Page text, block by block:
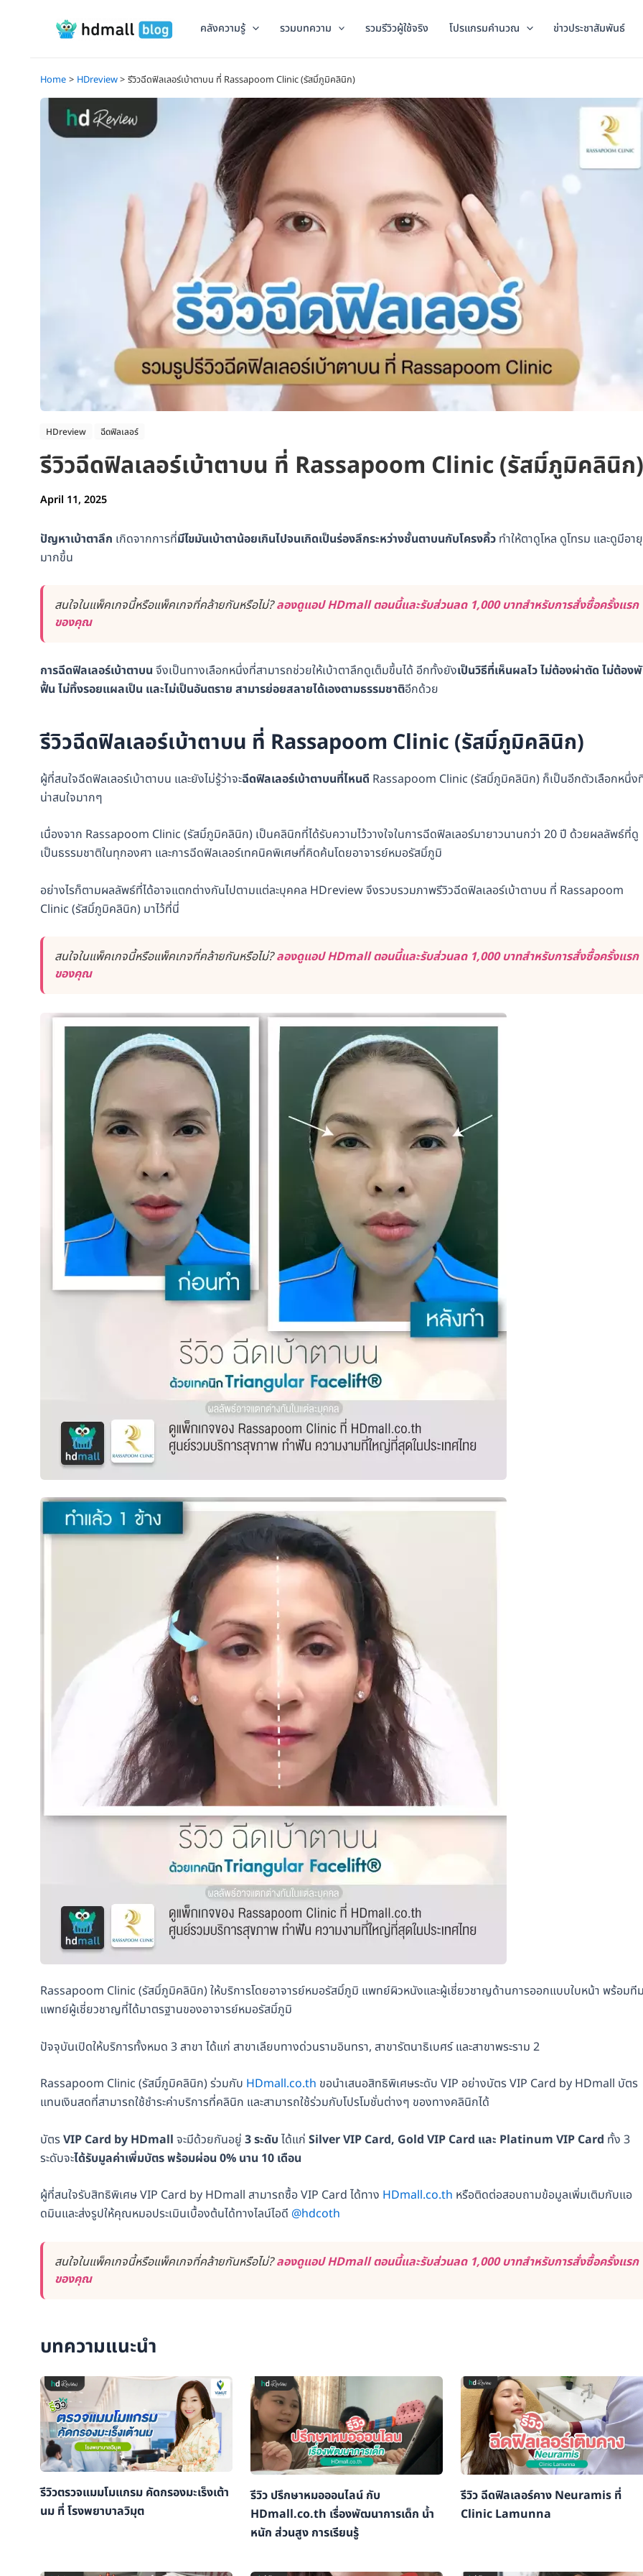
คลังความรู้ รวมบทความ รวมรีวิวผู้ใช้จริง โปรแกรมคำนวณ ข่าวประชาสัมพันธ์
Home HDreview รีวิวฉีดฟิลเลอร์เบ้าตาบน ที่ Rassapoom Clinic (รัสมิ์ภูมิคลินิก)
HDreview ฉีดฟิลเลอร์
รีวิวฉีดฟิลเลอร์เบ้าตาบน ที่ Rassapoom Clinic (รัสมิ์ภูมิคลินิก)
April 11, 2025
ปัญหาเบ้าตาลึก เกิดจากการที่มีไขมันเบ้าตาน้อยเกินไปจนเกิดเป็นร่องลึกระหว่างชั้นตาบนกับโครงคิ้ว ทำให้ตาดูโหล ดูโทรม และดูมีอายุ
มากขึ้น
สนใจในแพ็คเกจนี้หรือแพ็คเกจที่คล้ายกันหรือไม่?ลองดูแอป HDmall ตอนนี้และรับส่วนลด 1,000 บาทสำหรับการสั่งซื้อครั้งแรก
ของคุณ
การฉีดฟิลเลอร์เบ้าตาบน จึงเป็นทางเลือกหนึ่งที่สามารถช่วยให้เบ้าตาลึกดูเต็มขึ้นได้ อีกทั้งยังเป็นวิธีที่เห็นผลไว ไม่ต้องผ่าตัด ไม่ต้อง
ฟื้น ไม่ทิ้งรอยแผลเป็น และไม่เป็นอันตราย สามารย่อยสลายได้เองตามธรรมชาติอีกด้วย
รีวิวฉีดฟิลเลอร์เบ้าตาบน ที่ Rassapoom Clinic (รัสมิ์ภูมิคลินิก)
ผู้ที่สนใจฉีดฟิลเลอร์เบ้าตาบน และยังไม่รู้ว่าจะฉีดฟิลเลอร์เบ้าตาบนที่ไหนดี Rassapoom Clinic (รัสมิ์ภูมิคลินิก) ก็เป็นอีกตัวเลือกหนึ่ง
น่าสนใจมากๆ
เนื่องจาก Rassapoom Clinic (รัสมิ์ภูมิคลินิก) เป็นคลินิกที่ได้รับความไว้วางใจในการฉีดฟิลเลอร์มายาวนานกว่า 20 ปี ด้วยผลลัพธ์ที่ดู
เป็นธรรมชาติในทุกองศา และการฉีดฟิลเลอร์เทคนิคพิเศษที่คิดค้นโดยอาจารย์หมอรัสมิ์ภูมิ
อย่างไรก็ตามผลลัพธ์ที่ได้อาจแตกต่างกันไปตามแต่ละบุคคล HDreview จึงรวบรวมภาพรีวิวฉีดฟิลเลอร์เบ้าตาบน ที่ Rassapoom
Clinic (รัสมิ์ภูมิคลินิก) มาไว้ที่นี่
สนใจในแพ็คเกจนี้หรือแพ็คเกจที่คล้ายกันหรือไม่?ลองดูแอป HDmall ตอนนี้และรับส่วนลด 1,000 บาทสำหรับการสั่งซื้อครั้งแรก
ของคุณ
Rassapoom Clinic (รัสมิ์ภูมิคลินิก) ให้บริการโดยอาจารย์หมอรัสมิ์ภูมิ แพทย์ผิวหนังและผู้เชี่ยวชาญด้านการออกแบบใบหน้า พร้อมที
แพทย์ผู้เชี่ยวชาญที่ได้มาตรฐานของอาจารย์หมอรัสมิ์ภูมิ
ปัจจุบันเปิดให้บริการทั้งหมด 3 สาขา ได้แก่ สาขาเลียบทางด่วนรามอินทรา, สาขารัตนาธิเบศร์ และสาขาพระราม 2
Rassapoom Clinic (รัสมิ์ภูมิคลินิก) ร่วมกับ HDmall.co.th ขอนำเสนอสิทธิพิเศษระดับ VIP อย่างบัตร VIP Card by HDmall บัตร
แทนเงินสดที่สามารถใช้ชำระค่าบริการที่คลินิก และสามารถใช้ร่วมกับโปรโมชั่นต่างๆ ของทางคลินิกได้
บัตรVIP Card by HDmall จะมีด้วยกันอยู่ 3 ระดับ ได้แก่ Silver VIP Card, Gold VIP Card และ Platinum VIP Card ทั้ง 3
ระดับจะได้รับมูลค่าเพิ่มบัตร พร้อมผ่อน 0% นาน 10 เดือน
ผู้ที่สนใจรับสิทธิพิเศษ VIP Card by HDmall สามารถซื้อ VIP Card ได้ทาง HDmall.co.th หรือติดต่อสอบถามข้อมูลเพิ่มเติมกับแอ
ดมินและส่งรูปให้คุณหมอประเมินเบื้องต้นได้ทางไลน์ไอดี @hdcoth
สนใจในแพ็คเกจนี้หรือแพ็คเกจที่คล้ายกันหรือไม่?ลองดูแอป HDmall ตอนนี้และรับส่วนลด 1,000 บาทสำหรับการสั่งซื้อครั้งแรก
ของคุณ
บทความแนะนำ
รีวิวตรวจแมมโมแกรม คัดกรองมะเร็งเต้า
นม ที่ โรงพยาบาลวิมุต
รีวิว ปรึกษาหมอออนไลน์ กับ
HDmall.co.th เรื่องพัฒนาการเด็ก น้ำ
หนัก ส่วนสูง การเรียนรู้
รีวิว ฉีดฟิลเลอร์คาง Neuramis ที่
Clinic Lamunna